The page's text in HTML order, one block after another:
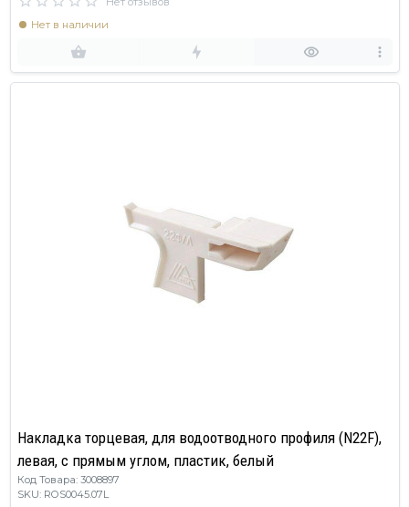
Нет в наличии
Накладка торцевая, для водоотводного профиля (N22F),
левая, с прямым углом, пластик, белый
Код Товара: 3008897
SKU: ROS0045.07L